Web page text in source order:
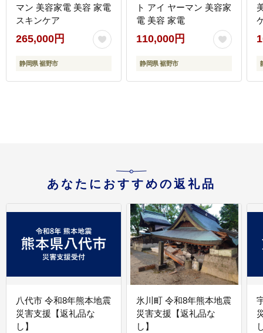
マン 美容家電 美容 家電
スキンケア
265,000円
静岡県 裾野市
ト アイ ヤーマン 美容家
電 美容 家電
110,000円
静岡県 裾野市
あなたにおすすめの返礼品
八代市 令和8年熊本地震
災害支援【返礼品な
し】
氷川町 令和8年熊本地震
災害支援【返礼品な
し】